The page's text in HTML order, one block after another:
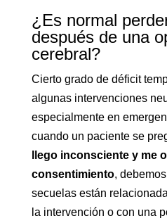
¿Es normal
después de una
cerebral?
Cierto grado de déficit
algunas intervenciones
especialmente en
cuando un paciente se
llego inconsciente y me
consentimiento,
secuelas están
la intervención o con una